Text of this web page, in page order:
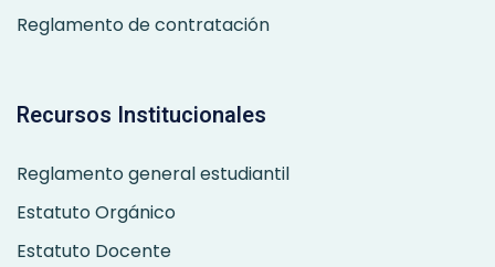
Reglamento de contratación
Recursos Institucionales
Reglamento general estudiantil
Estatuto Orgánico
Estatuto Docente